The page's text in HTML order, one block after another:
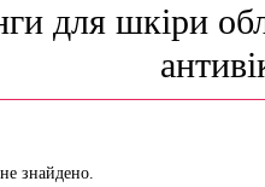
для шкіри
знайдено.